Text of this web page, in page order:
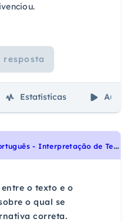
Estatísticas Aulas
U
FMS 2018 - Português - Interpretação de Textos, Noções Gerais de Compreensão e Interpretação de Texto
o texto e o
o qual se
correta.